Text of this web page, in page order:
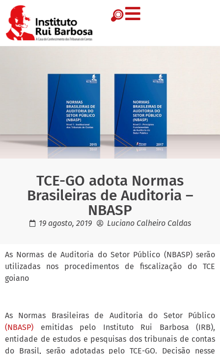
TCE-GO adota Normas
Brasileiras de Auditoria –
NBASP
19 agosto, 2019 Luciano Calheiro Caldas
As Normas de Auditoria do Setor Público (NBASP) serão
utilizadas nos procedimentos de fiscalização do TCE
goiano
As Normas Brasileiras de Auditoria do Setor Público
(NBASP) emitidas pelo Instituto Rui Barbosa (IRB),
entidade de estudos e pesquisas dos tribunais de contas
do Brasil, serão adotadas pelo TCE-GO. Decisão nesse